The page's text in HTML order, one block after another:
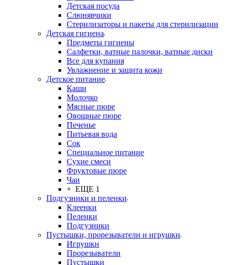
Детская посуда
Слюнявчики
Стерилизаторы и пакеты для стерилизации
Детская гигиена
Предметы гигиены
Салфетки, ватные палочки, ватные диски
Все для купания
Увлажнение и защита кожи
Детское питание
Каши
Молочко
Мясные пюре
Овощные пюре
Печенье
Питьевая вода
Сок
Специальное питание
Сухие смеси
Фруктовые пюре
Чаи
+ ЕЩЕ 1
Подгузники и пеленки
Клеенки
Пеленки
Подгузники
Пустышки, прорезыватели и игрушки
Игрушки
Прорезыватели
Пустышки